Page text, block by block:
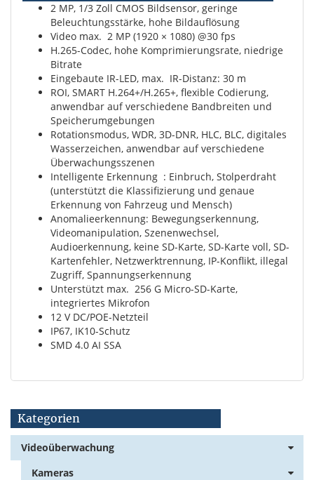
2 MP, 1/3 Zoll CMOS Bildsensor, geringe
Beleuchtungsstärke, hohe Bildauflösung
Video max. 2 MP (1920 × 1080) @30 fps
H.265-Codec, hohe Komprimierungsrate, niedrige
Bitrate
Eingebaute IR-LED, max. IR-Distanz: 30 m
ROI, SMART H.264+/H.265+, flexible Codierung,
anwendbar auf verschiedene Bandbreiten und
Speicherumgebungen
Rotationsmodus, WDR, 3D-DNR, HLC, BLC, digitales
Wasserzeichen, anwendbar auf verschiedene
Überwachungsszenen
Intelligente Erkennung : Einbruch, Stolperdraht
(unterstützt die Klassifizierung und genaue
Erkennung von Fahrzeug und Mensch)
Anomalieerkennung: Bewegungserkennung,
Videomanipulation, Szenenwechsel,
Audioerkennung, keine SD-Karte, SD-Karte voll, SD-
Kartenfehler, Netzwerktrennung, IP-Konflikt, illegal
Zugriff, Spannungserkennung
Unterstützt max. 256 G Micro-SD-Karte,
integriertes Mikrofon
12 V DC/POE-Netzteil
IP67, IK10-Schutz
SMD 4.0 AI SSA
Kategorien
Videoüberwachung
Kameras